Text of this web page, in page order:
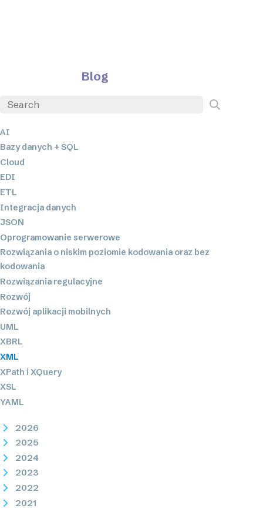
Blog
AI
Bazy danych + SQL
Cloud
EDI
ETL
Integracja danych
JSON
Oprogramowanie serwerowe
Rozwiązania o niskim poziomie kodowania oraz bez
kodowania
Rozwiązania regulacyjne
Rozwój
Rozwój aplikacji mobilnych
UML
XBRL
XML
XPath i XQuery
XSL
YAML
2026
2025
2024
2023
2022
2021